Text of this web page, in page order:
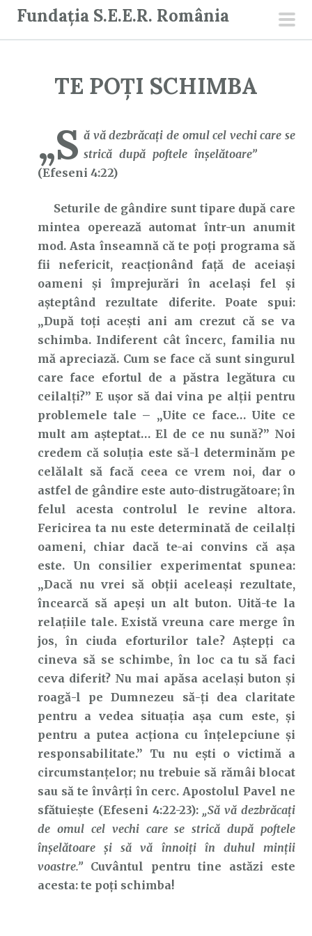
Fundația S.E.E.R. România
TE POȚI SCHIMBA
„S ă vă dezbrăcați de omul cel vechi care se
strică după poftele înşelătoare”
(Efeseni 4:22)
Seturile de gândire sunt tipare după care
mintea operează automat într-un anumit
mod. Asta înseamnă că te poți programa să
fii nefericit, reacționând față de aceiași
oameni și împrejurări în același fel și
așteptând rezultate diferite. Poate spui:
„După toți acești ani am crezut că se va
schimba. Indiferent cât încerc, familia nu
mă apreciază. Cum se face că sunt singurul
care face efortul de a păstra legătura cu
ceilalți?” E ușor să dai vina pe alții pentru
problemele tale – „Uite ce face… Uite ce
mult am așteptat… El de ce nu sună?” Noi
credem că soluția este să-l determinăm pe
celălalt să facă ceea ce vrem noi, dar o
astfel de gândire este auto-distrugătoare; în
felul acesta controlul le revine altora.
Fericirea ta nu este determinată de ceilalți
oameni, chiar dacă te-ai convins că așa
este. Un consilier experimentat spunea:
„Dacă nu vrei să obții aceleași rezultate,
încearcă să apeși un alt buton. Uită-te la
relațiile tale. Există vreuna care merge în
jos, în ciuda eforturilor tale? Aștepți ca
cineva să se schimbe, în loc ca tu să faci
ceva diferit? Nu mai apăsa același buton și
roagă-l pe Dumnezeu să-ți dea claritate
pentru a vedea situația așa cum este, și
pentru a putea acționa cu înțelepciune și
responsabilitate.” Tu nu ești o victimă a
circumstanțelor; nu trebuie să rămâi blocat
sau să te învârți în cerc. Apostolul Pavel ne
sfătuiește (Efeseni 4:22-23): „Să vă dezbrăcați
de omul cel vechi care se strică după poftele
înşelătoare și să vă înnoiți în duhul minţii
voastre.” Cuvântul pentru tine astăzi este
acesta: te poți schimba!